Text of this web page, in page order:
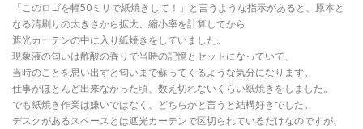
「このロゴを幅50ミリで紙焼きして！」と言うような指示があると、原本と
なる清刷りの大きさから拡大、縮小率を計算してから
遮光カーテンの中に入り紙焼きをしていました。
現象液の匂いは酢酸の香りで当時の記憶とセットになっていて、
当時のことを思い出すと匂いまで蘇ってくるような気分になります。
仕事がほとんど出来なかった頃、数え切れないくらい紙焼きをしました。
でも紙焼き作業は嫌いではなく、どちらかと言うと結構好きでした。
デスクがあるスペースとは遮光カーテンで区切られているだけなのですが、